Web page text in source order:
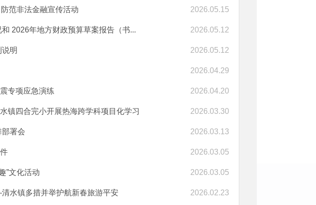
范非法金融宣传活动 2026.05.15
2026年地方财政预算草案报告（书... 2026.05.12
明 2026.05.12
2026.04.29
专项应急演练 2026.04.20
四合完小开展热海跨学科项目化学习 2026.03.30
署会 2026.03.13
2026.03.05
”文化活动 2026.03.05
水镇多措并举护航新春旅游平安 2026.02.23